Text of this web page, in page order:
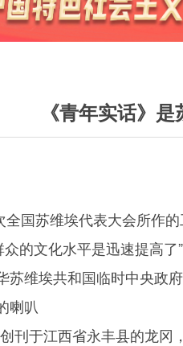
先锋模范 学史
《青年实话》
国苏维埃代表大会所作
众的文化水平是迅速提高
维埃共和国临时中央政
喇叭
刊于江西省永丰县的龙